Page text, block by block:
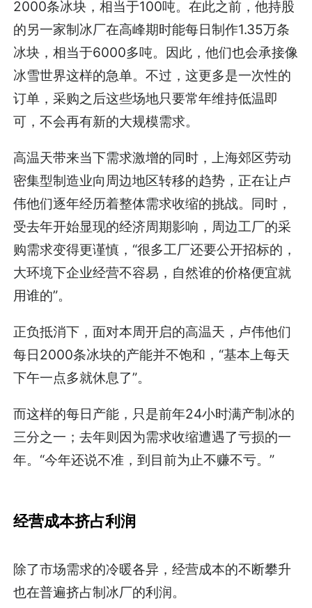
2000条冰块，相当于100吨。在此之前，他持股
的另一家制冰厂在高峰期时能每日制作1.35万条
冰块，相当于6000多吨。因此，他们也会承接像
冰雪世界这样的急单。不过，这更多是一次性的
订单，采购之后这些场地只要常年维持低温即
可，不会再有新的大规模需求。
高温天带来当下需求激增的同时，上海郊区劳动
密集型制造业向周边地区转移的趋势，正在让卢
伟他们逐年经历着整体需求收缩的挑战。同时，
受去年开始显现的经济周期影响，周边工厂的采
购需求变得更谨慎，“很多工厂还要公开招标的，
大环境下企业经营不容易，自然谁的价格便宜就
用谁的”。
正负抵消下，面对本周开启的高温天，卢伟他们
每日2000条冰块的产能并不饱和，“基本上每天
下午一点多就休息了”。
而这样的每日产能，只是前年24小时满产制冰的
三分之一；去年则因为需求收缩遭遇了亏损的一
年。“今年还说不准，到目前为止不赚不亏。”
经营成本挤占利润
除了市场需求的冷暖各异，经营成本的不断攀升
也在普遍挤占制冰厂的利润。